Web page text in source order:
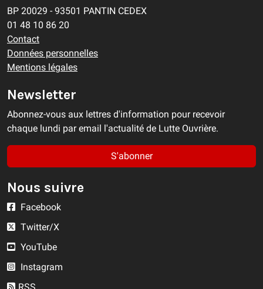
BP 20029 - 93501 PANTIN CEDEX
01 48 10 86 20
Contact
Données personnelles
Mentions légales
Newsletter
Abonnez-vous aux lettres d'information pour recevoir
chaque lundi par email l'actualité de Lutte Ouvrière.
S'abonner
Nous suivre
Facebook
Twitter/X
YouTube
Instagram